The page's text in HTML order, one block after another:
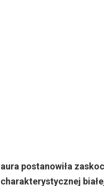
postanowiła
charakterystycznej